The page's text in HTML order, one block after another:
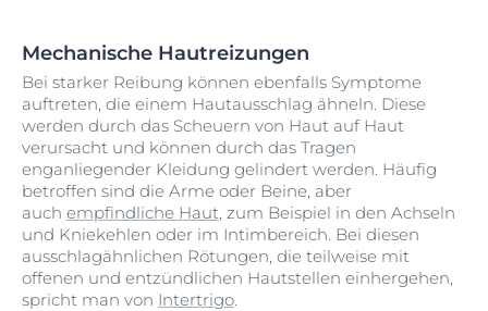
Mechanische Hautreizungen
Bei starker Reibung können ebenfalls Symptome
auftreten, die einem Hautausschlag ähneln. Diese
werden durch das Scheuern von Haut auf Haut
verursacht und können durch das Tragen
enganliegender Kleidung gelindert werden. Häufig
betroffen sind die Arme oder Beine, aber
auch empfindliche Haut, zum Beispiel in den Achseln
und Kniekehlen oder im Intimbereich. Bei diesen
ausschlagähnlichen Rötungen, die teilweise mit
offenen und entzündlichen Hautstellen einhergehen,
spricht man von Intertrigo.